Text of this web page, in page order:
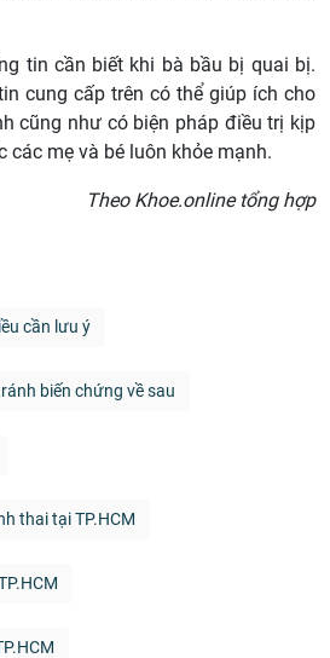
tin cần biết khi bà bầu bị quai bị.
cung cấp trên có thể giúp ích cho
cũng như có biện pháp điều trị kịp
các mẹ và bé luôn khỏe mạnh.
Theo Khoe.online tổng hợp
cần lưu ý
biến chứng về sau
thai tại TP.HCM